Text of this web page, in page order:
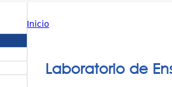
está
Inicio
Laboratorio de